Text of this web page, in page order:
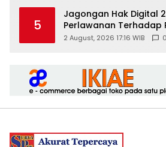
5
Jagongan Hak Digital
Perlawanan Terhadap
Media Digital
2 August, 2026 17:16 WIB 0